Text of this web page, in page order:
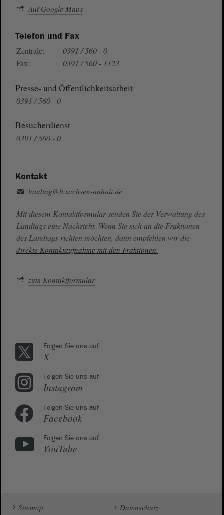
Auf Google Maps
Telefon und Fax
Zentrale:
0391 / 560 - 0
Fax:
0391 / 560 - 1123
Presse- und Öffentlichkeitsarbeit
0391 / 560 - 0
Besucherdienst
0391 / 560 - 0
Kontakt
landtag@lt.sachsen-anhalt.de
Mit diesem Kontaktformular senden Sie der Verwaltung des
Landtags eine Nachricht. Wenn Sie sich an die Fraktionen
des Landtags richten möchten, dann empfehlen wir die
direkte Kontaktaufnahme mit den Fraktionen.
zum Kontaktformular
Folgen Sie uns auf
X
Folgen Sie uns auf
Instagram
Folgen Sie uns auf
Facebook
Folgen Sie uns auf
YouTube
Sitemap Datenschutz